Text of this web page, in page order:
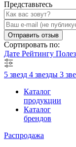
Представьтесь
Отправить отзыв
Сортировать по:
Дате Рейтингу
5 звезд 4 звезды 3
Каталог
продукции
Каталог
брендов
Распродажа